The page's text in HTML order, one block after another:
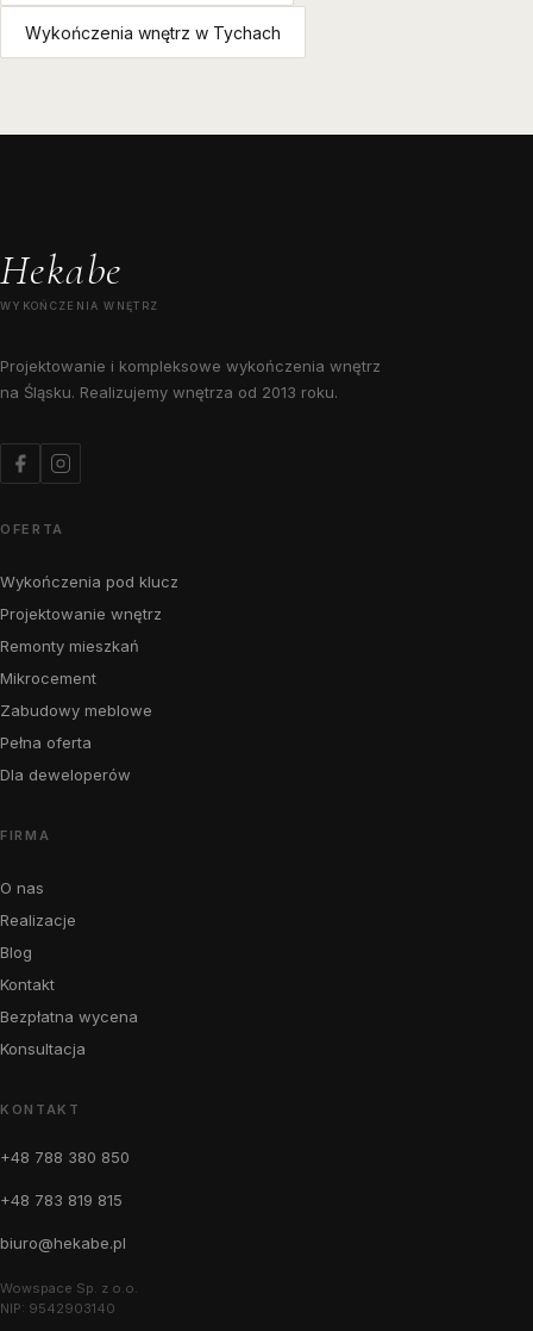
Wykończenia wnętrz w Tychach
Hekabe
WYKOŃCZENIA WNĘTRZ
Projektowanie i kompleksowe wykończenia wnętrz
na Śląsku. Realizujemy wnętrza od 2013 roku.
OFERTA
Wykończenia pod klucz
Projektowanie wnętrz
Remonty mieszkań
Mikrocement
Zabudowy meblowe
Pełna oferta
Dla deweloperów
FIRMA
O nas
Realizacje
Blog
Kontakt
Bezpłatna wycena
Konsultacja
KONTAKT
+48 788 380 850
+48 783 819 815
biuro@hekabe.pl
Wowspace Sp. z o.o.
NIP: 9542903140